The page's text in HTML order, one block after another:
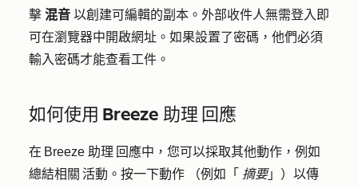
擊 混音 以創建可編輯的副本。外部收件人無需登入即
可在瀏覽器中開啟網址。如果設置了密碼，他們必須
輸入密碼才能查看工件。
如何使用 Breeze 助理 回應
在 Breeze 助理 回應中，您可以採取其他動作，例如
總結相關 活動。按一下動作 （例如「 摘要」）以傳